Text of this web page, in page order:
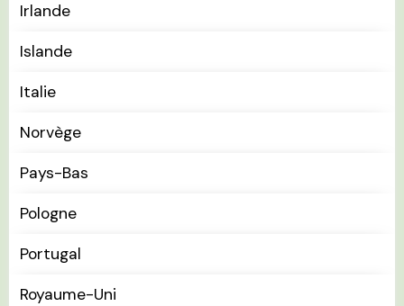
Irlande
Islande
Italie
Norvège
Pays-Bas
Pologne
Portugal
Royaume-Uni